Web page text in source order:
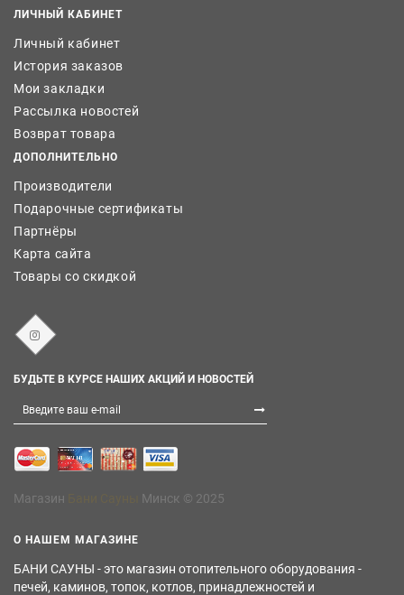
ЛИЧНЫЙ КАБИНЕТ
Личный кабинет
История заказов
Мои закладки
Рассылка новостей
Возврат товара
ДОПОЛНИТЕЛЬНО
Производители
Подарочные сертификаты
Партнёры
Карта сайта
Товары со скидкой
БУДЬТЕ В КУРСЕ НАШИХ АКЦИЙ И НОВОСТЕЙ
Магазин Минск © 2025
О НАШЕМ МАГАЗИНЕ
БАНИ САУНЫ - это магазин отопительного оборудования -
печей, каминов, топок, котлов, принадлежностей и